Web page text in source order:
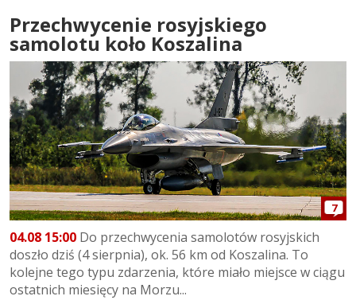
Przechwycenie rosyjskiego
samolotu koło Koszalina
7
04.08 15:00 Do przechwycenia samolotów rosyjskich
doszło dziś (4 sierpnia), ok. 56 km od Koszalina. To
kolejne tego typu zdarzenia, które miało miejsce w ciągu
ostatnich miesięcy na Morzu...